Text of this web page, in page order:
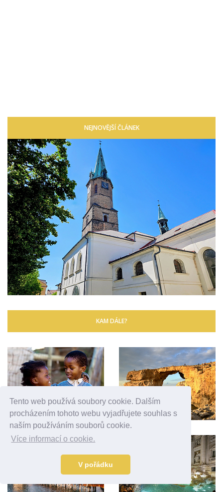
Tento web používá soubory cookie. Dalším
procházením tohoto webu vyjadřujete souhlas s
naším používáním souborů cookie.
Více informací o cookie.
V pořádku
NEJNOVĚJŠÍ ČLÁNEK
KAM DÁLE?